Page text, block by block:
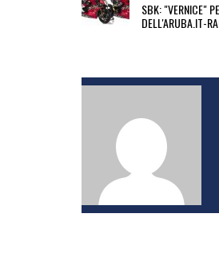
SBK: "VERNICE"
DELL'ARUBA.IT-